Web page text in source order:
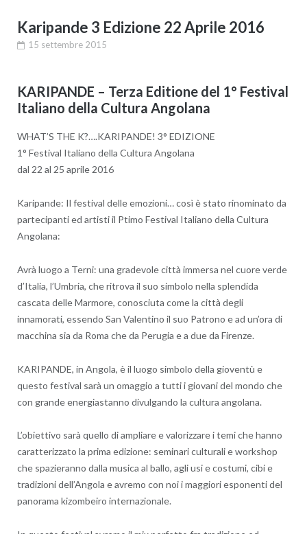
Karipande 3 Edizione 22 Aprile 2016
15 settembre 2015
KARIPANDE – Terza Editione del 1° Festival
Italiano della Cultura Angolana
WHAT’S THE K?….KARIPANDE! 3° EDIZIONE
1° Festival Italiano della Cultura Angolana
dal 22 al 25 aprile 2016
Karipande: Il festival delle emozioni… così è stato rinominato da
partecipanti ed artisti il Ptimo Festival Italiano della Cultura
Angolana:
Avrà luogo a Terni: una gradevole città immersa nel cuore verde
d’Italia, l’Umbria, che ritrova il suo simbolo nella splendida
cascata delle Marmore, conosciuta come la città degli
innamorati, essendo San Valentino il suo Patrono e ad un’ora di
macchina sia da Roma che da Perugia e a due da Firenze.
KARIPANDE, in Angola, è il luogo simbolo della gioventù e
questo festival sarà un omaggio a tutti i giovani del mondo che
con grande energiastanno divulgando la cultura angolana.
L’obiettivo sarà quello di ampliare e valorizzare i temi che hanno
caratterizzato la prima edizione: seminari culturali e workshop
che spazieranno dalla musica al ballo, agli usi e costumi, cibi e
tradizioni dell’Angola e avremo con noi i maggiori esponenti del
panorama kizombeiro internazionale.